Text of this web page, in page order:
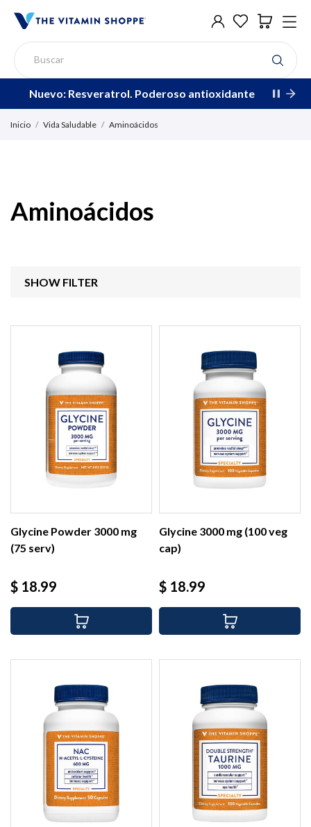
Nuevo: Resveratrol. Poderoso antioxidante
Inicio Vida Saludable Aminoácidos
Aminoácidos
SHOW FILTER
Glycine Powder 3000 mg
(75 serv)
Precio
$ 18.99
Glycine 3000 mg (100 veg
cap)
Precio
$ 18.99